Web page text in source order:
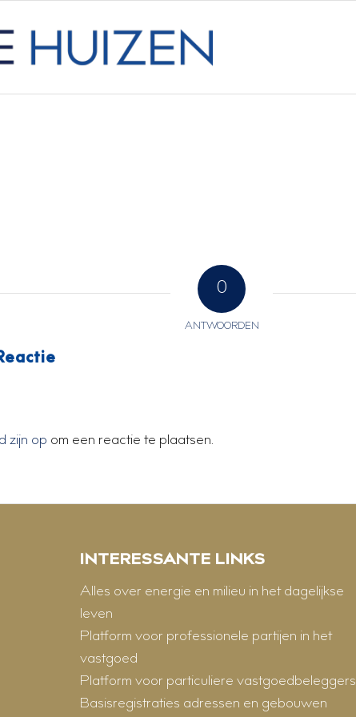
0
ANTWOORDEN
zijn op om een reactie te plaatsen.
INTERESSANTE LINKS
Alles over energie en milieu in het dagelijkse
leven
Platform voor professionele partijen in het
vastgoed
Platform voor particuliere vastgoedbeleggers
Basisregistraties adressen en gebouwen